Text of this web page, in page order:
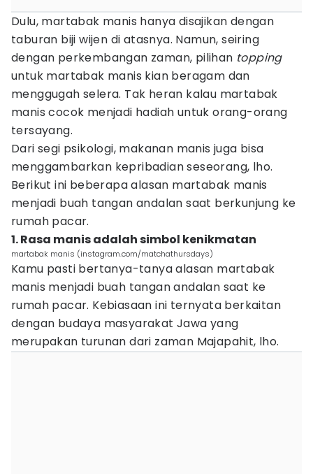
Dulu, martabak manis hanya disajikan dengan
taburan biji wijen di atasnya. Namun, seiring
dengan perkembangan zaman, pilihan topping
untuk martabak manis kian beragam dan
menggugah selera. Tak heran kalau martabak
manis cocok menjadi hadiah untuk orang-orang
tersayang.
Dari segi psikologi, makanan manis juga bisa
menggambarkan kepribadian seseorang, lho.
Berikut ini beberapa alasan martabak manis
menjadi buah tangan andalan saat berkunjung ke
rumah pacar.
1. Rasa manis adalah simbol kenikmatan
martabak manis (instagram.com/matchathursdays)
Kamu pasti bertanya-tanya alasan martabak
manis menjadi buah tangan andalan saat ke
rumah pacar. Kebiasaan ini ternyata berkaitan
dengan budaya masyarakat Jawa yang
merupakan turunan dari zaman Majapahit, lho.